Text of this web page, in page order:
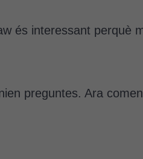
és interessant perquè
preguntes. Ara